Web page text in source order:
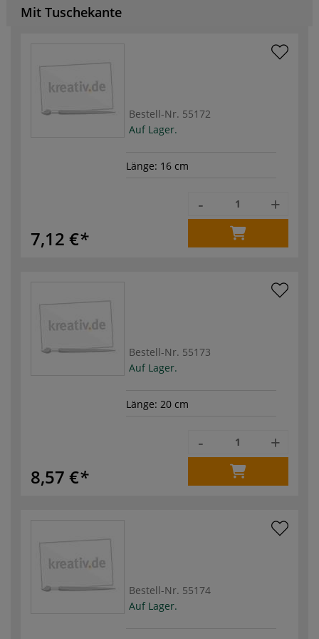
Mit Tuschekante
Bestell-Nr. 55172
Auf Lager.
Länge: 16 cm
7,12 €
- +
Bestell-Nr. 55173
Auf Lager.
Länge: 20 cm
8,57 €
- +
Bestell-Nr. 55174
Auf Lager.